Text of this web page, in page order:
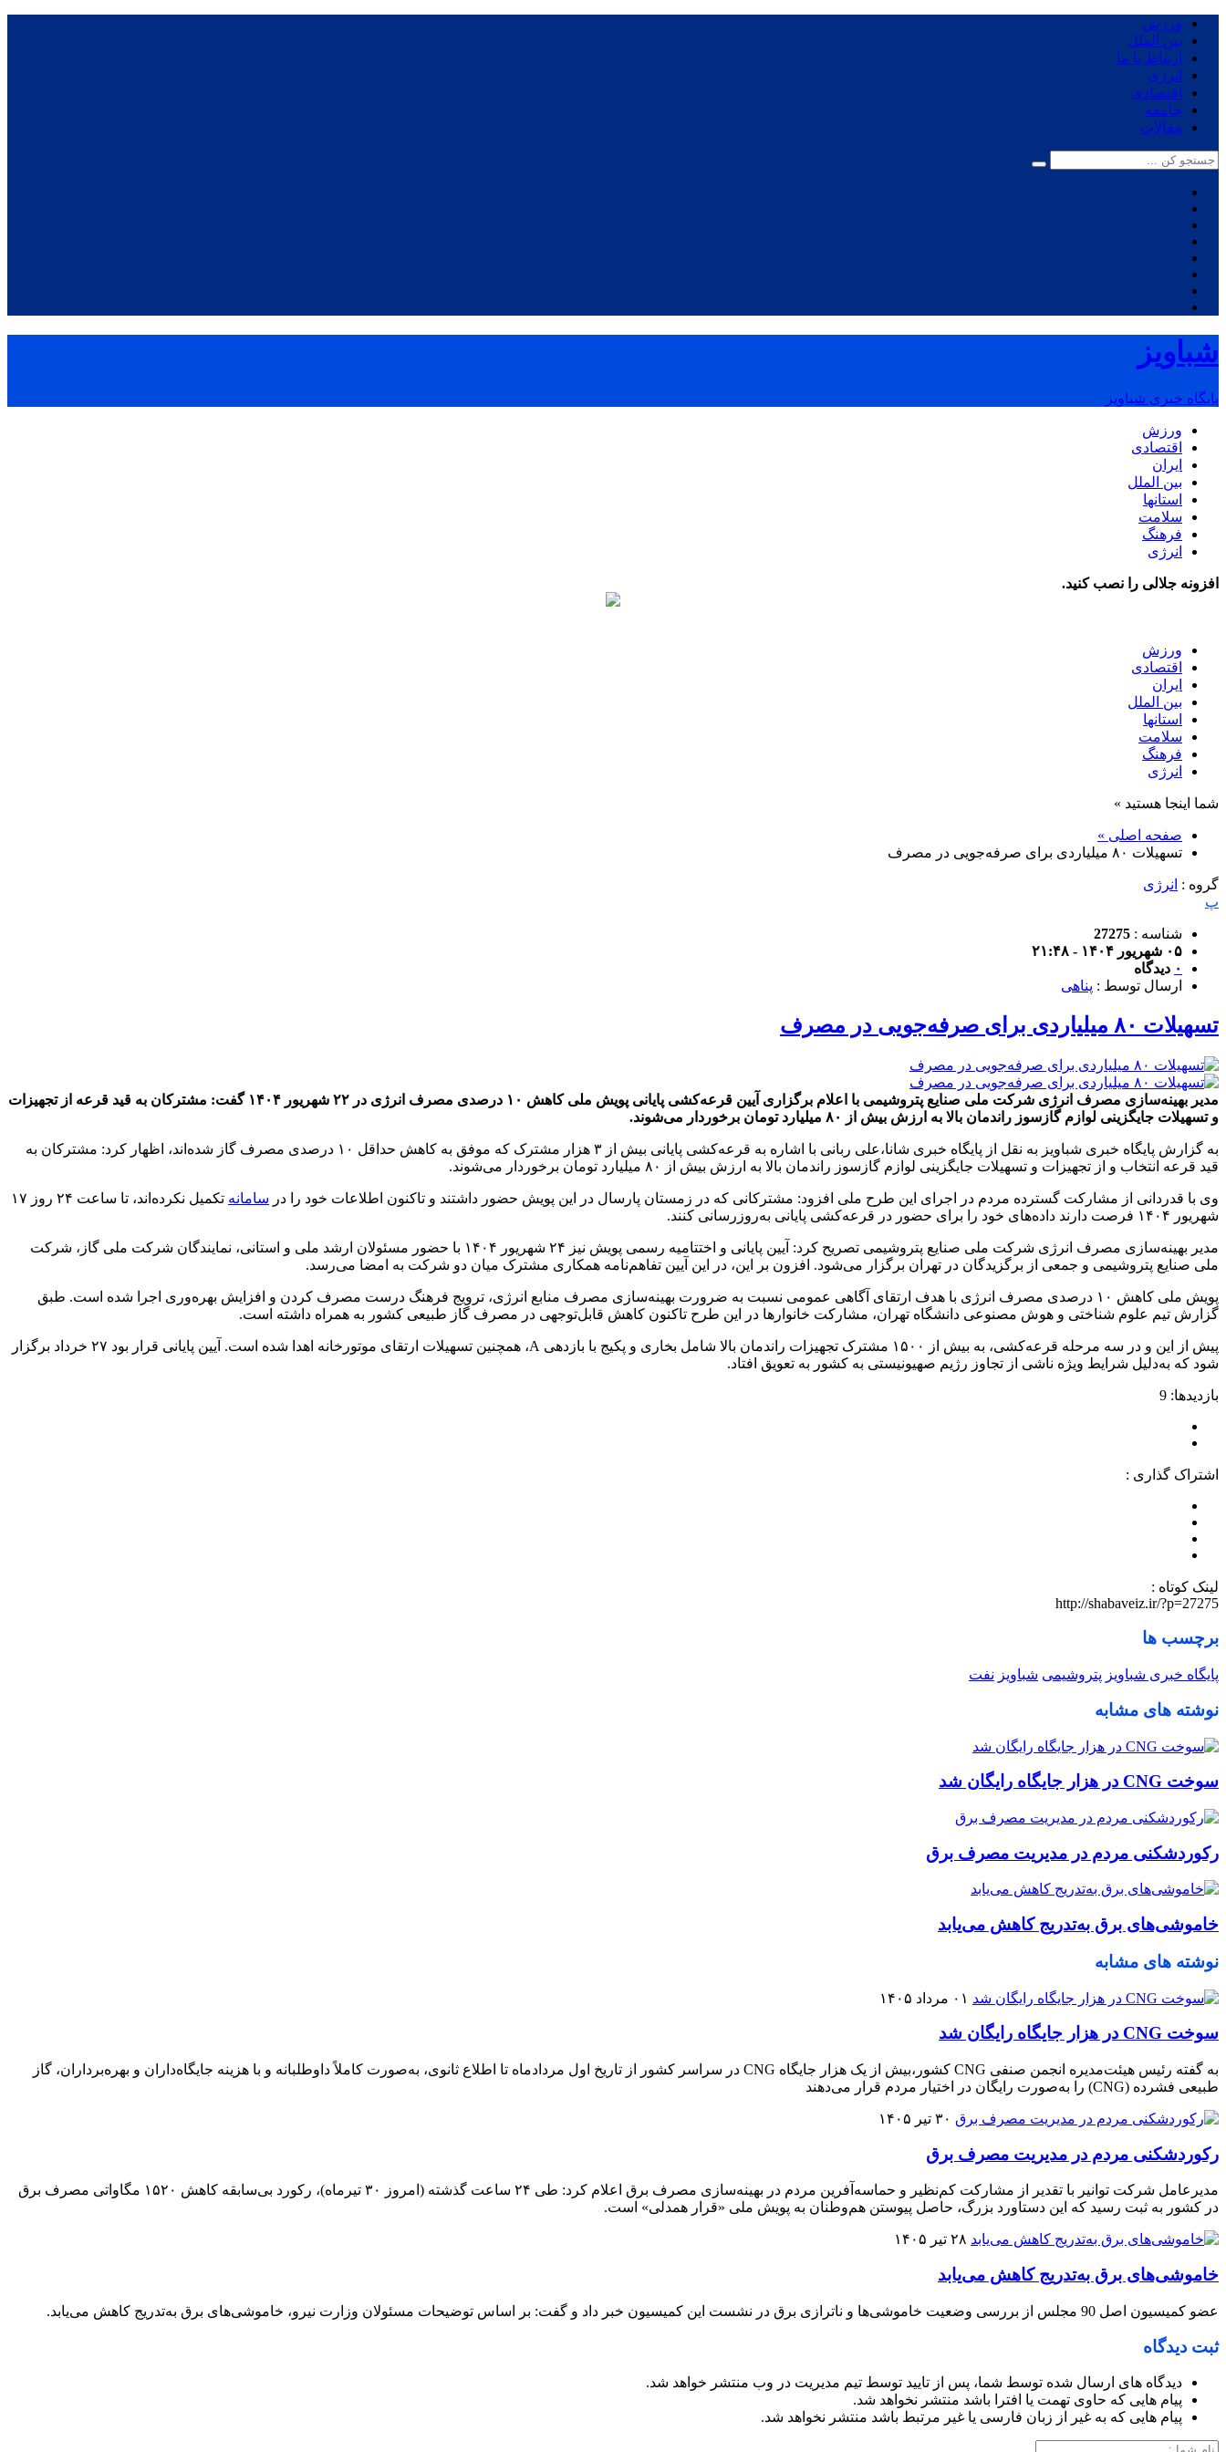
ورزش
بین الملل
ارتباط با ما
انرژی
اقتصادی
جامعه
مقالات
شباویز
پایگاه خبری شباویز
ورزش
اقتصادی
ایران
بین الملل
استانها
سلامت
فرهنگ
انرژی
افزونه جلالی را نصب کنید.
ورزش
اقتصادی
ایران
بین الملل
استانها
سلامت
فرهنگ
انرژی
شما اینجا هستید »
صفحه اصلی »
تسهیلات ۸۰ میلیاردی برای صرفه‌جویی در مصرف
گروه : انرژی
پ
شناسه : 27275
۰۵ شهریور ۱۴۰۴ - ۲۱:۴۸
۰ دیدگاه
ارسال توسط : پناهی
تسهیلات ۸۰ میلیاردی برای صرفه‌جویی در مصرف
مدیر بهینه‌سازی مصرف انرژی شرکت ملی صنایع پتروشیمی با اعلام برگزاری آیین قرعه‌کشی پایانی پویش ملی کاهش ۱۰ درصدی مصرف انرژی در ۲۲ شهریور ۱۴۰۴ گفت: مشترکان به قید قرعه از تجهیزات
و تسهیلات جایگزینی لوازم گازسوز راندمان بالا به ارزش بیش از ۸۰ میلیارد تومان برخوردار می‌شوند.
به گزارش پایگاه خبری شباویز به نقل از پایگاه خبری شانا،علی ربانی با اشاره به قرعه‌کشی پایانی بیش از ۳ هزار مشترک که موفق به کاهش حداقل ۱۰ درصدی مصرف گاز شده‌اند، اظهار کرد: مشترکان به
قید قرعه انتخاب و از تجهیزات و تسهیلات جایگزینی لوازم گازسوز راندمان بالا به ارزش بیش از ۸۰ میلیارد تومان برخوردار می‌شوند.
وی با قدردانی از مشارکت گسترده مردم در اجرای این طرح ملی افزود: مشترکانی که در زمستان پارسال در این پویش حضور داشتند و تاکنون اطلاعات خود را در سامانه
تکمیل نکرده‌اند، تا ساعت ۲۴ روز ۱۷
شهریور ۱۴۰۴ فرصت دارند داده‌های خود را برای حضور در قرعه‌کشی پایانی به‌روزرسانی کنند.
مدیر بهینه‌سازی مصرف انرژی شرکت ملی صنایع پتروشیمی تصریح کرد: آیین پایانی و اختتامیه رسمی پویش نیز ۲۴ شهریور ۱۴۰۴ با حضور مسئولان ارشد ملی و استانی، نمایندگان شرکت ملی گاز، شرکت
ملی صنایع پتروشیمی و جمعی از برگزیدگان در تهران برگزار می‌شود. افزون بر این، در این آیین تفاهم‌نامه همکاری مشترک میان دو شرکت به امضا می‌رسد.
پویش ملی کاهش ۱۰ درصدی مصرف انرژی با هدف ارتقای آگاهی عمومی نسبت به ضرورت بهینه‌سازی مصرف منابع انرژی، ترویج فرهنگ درست مصرف کردن و افزایش بهره‌وری اجرا شده است. طبق
گزارش تیم علوم شناختی و هوش مصنوعی دانشگاه تهران، مشارکت خانوارها در این طرح تاکنون کاهش قابل‌توجهی در مصرف گاز طبیعی کشور به همراه داشته است.
پیش از این و در سه مرحله قرعه‌کشی، به بیش از ۱۵۰۰ مشترک تجهیزات راندمان بالا شامل بخاری و پکیج با بازدهی A، همچنین تسهیلات ارتقای موتورخانه اهدا شده است. آیین پایانی قرار بود ۲۷ خرداد برگزار
شود که به‌دلیل شرایط ویژه ناشی از تجاوز رژیم صهیونیستی به کشور به تعویق افتاد.
بازدیدها: 9
اشتراک گذاری :
لینک کوتاه :
http://shabaveiz.ir/?p=27275
برچسب ها
پایگاه خبری شباویز پتروشیمی شباویز نفت
نوشته های مشابه
سوخت CNG در هزار جایگاه رایگان شد
رکوردشکنی مردم در مدیریت مصرف برق
خاموشی‌های برق به‌تدریج کاهش می‌یابد
نوشته های مشابه
۰۱ مرداد ۱۴۰۵
سوخت CNG در هزار جایگاه رایگان شد
به گفته رئیس هیئت‌مدیره انجمن صنفی CNG کشور،بیش از یک هزار جایگاه CNG در سراسر کشور از تاریخ اول مردادماه تا اطلاع ثانوی، به‌صورت کاملاً داوطلبانه و با هزینه جایگاه‌داران و بهره‌برداران، گاز
طبیعی فشرده (CNG) را به‌صورت رایگان در اختیار مردم قرار می‌دهند
۳۰ تیر ۱۴۰۵
رکوردشکنی مردم در مدیریت مصرف برق
مدیرعامل شرکت توانیر با تقدیر از مشارکت کم‌نظیر و حماسه‌آفرین مردم در بهینه‌سازی مصرف برق اعلام کرد: طی ۲۴ ساعت گذشته (امروز ۳۰ تیرماه)، رکورد بی‌سابقه کاهش ۱۵۲۰ مگاواتی مصرف برق
در کشور به ثبت رسید که این دستاورد بزرگ، حاصل پیوستن هم‌وطنان به پویش ملی «قرار همدلی» است.
۲۸ تیر ۱۴۰۵
خاموشی‌های برق به‌تدریج کاهش می‌یابد
عضو کمیسیون اصل 90 مجلس از بررسی وضعیت خاموشی‌ها و ناترازی برق در نشست این کمیسیون خبر داد و گفت: بر اساس توضیحات مسئولان وزارت نیرو، خاموشی‌های برق به‌تدریج کاهش می‌یابد.
ثبت دیدگاه
دیدگاه های ارسال شده توسط شما، پس از تایید توسط تیم مدیریت در وب منتشر خواهد شد.
پیام هایی که حاوی تهمت یا افترا باشد منتشر نخواهد شد.
پیام هایی که به غیر از زبان فارسی یا غیر مرتبط باشد منتشر نخواهد شد.